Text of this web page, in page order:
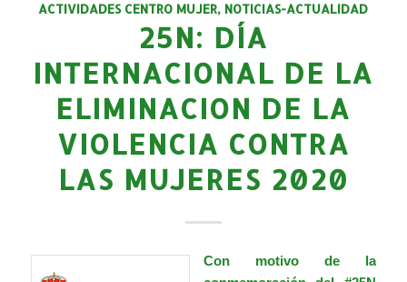
ACTIVIDADES CENTRO MUJER, NOTICIAS-ACTUALIDAD
25N: DÍA
INTERNACIONAL DE LA
ELIMINACION DE LA
VIOLENCIA CONTRA
LAS MUJERES 2020
Con motivo de la